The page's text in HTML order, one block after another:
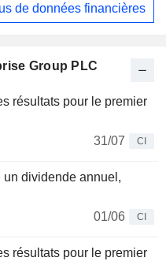
Group PLC
résultats pour le premier
31/07
CI
un dividende annuel,
01/06
CI
résultats pour le premier
de données financières